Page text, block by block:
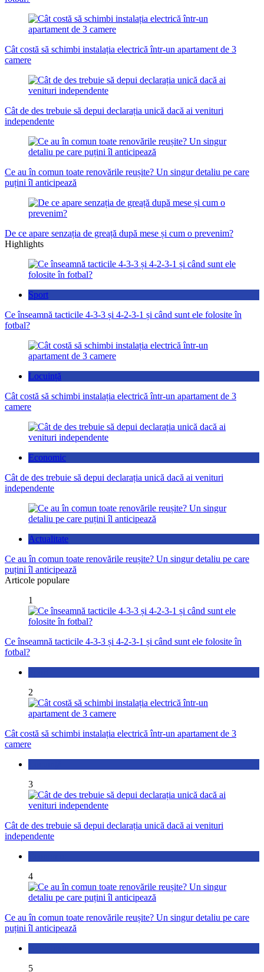
Cât costă să schimbi instalația electrică într-un apartament de 3
camere
Cât de des trebuie să depui declarația unică dacă ai venituri
independente
Ce au în comun toate renovările reușite? Un singur detaliu pe care
puțini îl anticipează
De ce apare senzația de greață după mese și cum o prevenim?
Highlights
Sport
Ce înseamnă tacticile 4-3-3 și 4-2-3-1 și când sunt ele folosite în
fotbal?
Locuință
Cât costă să schimbi instalația electrică într-un apartament de 3
camere
Economic
Cât de des trebuie să depui declarația unică dacă ai venituri
independente
Actualitate
Ce au în comun toate renovările reușite? Un singur detaliu pe care
puțini îl anticipează
Articole populare
1
Ce înseamnă tacticile 4-3-3 și 4-2-3-1 și când sunt ele folosite în
fotbal?
2
Cât costă să schimbi instalația electrică într-un apartament de 3
camere
3
Cât de des trebuie să depui declarația unică dacă ai venituri
independente
4
Ce au în comun toate renovările reușite? Un singur detaliu pe care
puțini îl anticipează
5